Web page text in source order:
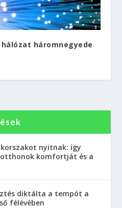
háromnegyede
nyitnak: így
komfortját és a
diktálta a tempót a
félévében